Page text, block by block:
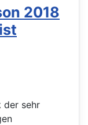
2018
der sehr